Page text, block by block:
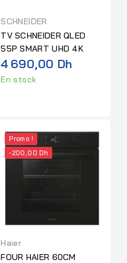
SCHNEIDER
TV SCHNEIDER QLED
55P SMART UHD 4K
4 690,00 Dh
En stock
Promo !
-200,00 Dh
Haier
FOUR HAIER 60CM